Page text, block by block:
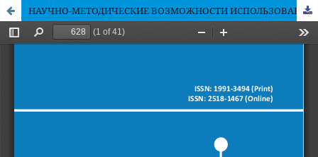
НАУЧНО-МЕТОДИЧЕСКИЕ ВОЗМОЖНОСТИ ИСПОЛЬЗОВАНИЯ АРХИВНЫХ МАТЕРИАЛОВ ПРИ ПРЕПОДАВАНИИ ИСТОРИИ КАЗАХСТАНА В ВЫСШИХ УЧЕБНЫХ ЗАВЕДЕНИЯХ